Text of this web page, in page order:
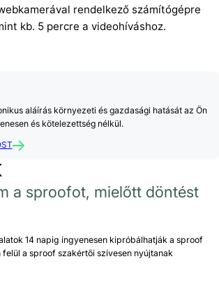
rendelkező számítógépre
kb. 5 percre a videohíváshoz.
aláírás környezeti és gazdasági hatását az Ön
és kötelezettség nélkül.
a sproofot, mielőtt döntést
14 napig ingyenesen kipróbálhatják a sproof
felül a sproof szakértői szívesen nyújtanak